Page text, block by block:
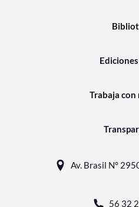
Trabaja
Av. Brasil N°
56 32